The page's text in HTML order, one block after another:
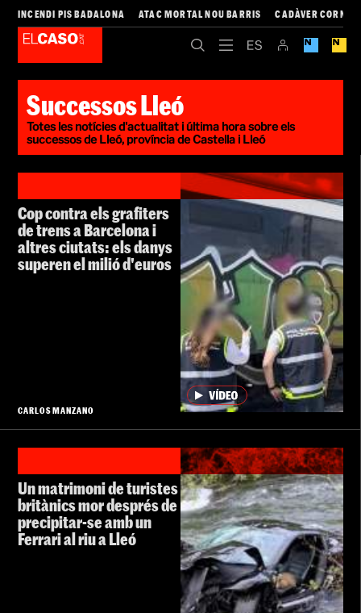
INCENDI PIS BADALONA ATAC MORTAL NOU BARRIS CADÀVER
Successos Lleó
Totes les notícies d'actualitat i última hora sobre els
successos de Lleó, província de Castella i Lleó
Cop contra els grafiters
de trens a Barcelona i
altres ciutats: els danys
superen el milió d'euros
CARLOS MANZANO
Un matrimoni de turistes
britànics mor després de
precipitar-se amb un
Ferrari al riu a Lleó